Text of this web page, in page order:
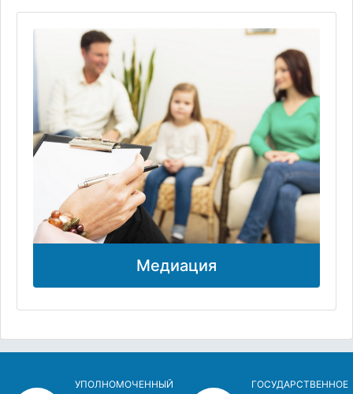
Медиация
УПОЛНОМОЧЕННЫЙ
ГОСУДАРСТВЕННОЕ